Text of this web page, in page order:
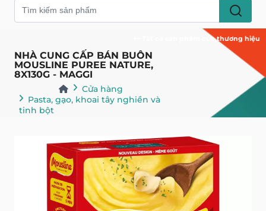
NHÀ CUNG CẤP BÁN BUÔN
MOUSLINE PUREE NATURE,
8X130G - MAGGI
Cửa hàng
Pasta, gạo, khoai tây nghiền và
tinh bột
Tất cả sản phẩm của thương hiệu